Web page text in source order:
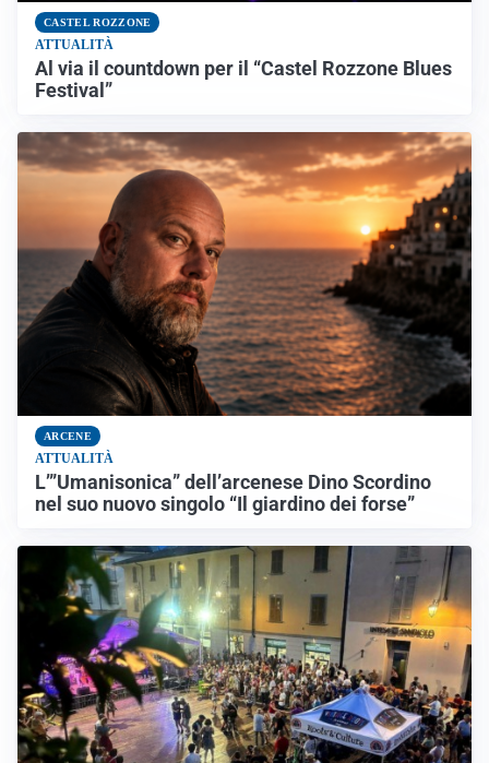
CASTEL ROZZONE
ATTUALITÀ
Al via il countdown per il “Castel Rozzone Blues
Festival”
ARCENE
ATTUALITÀ
L’”Umanisonica” dell’arcenese Dino Scordino
nel suo nuovo singolo “Il giardino dei forse”